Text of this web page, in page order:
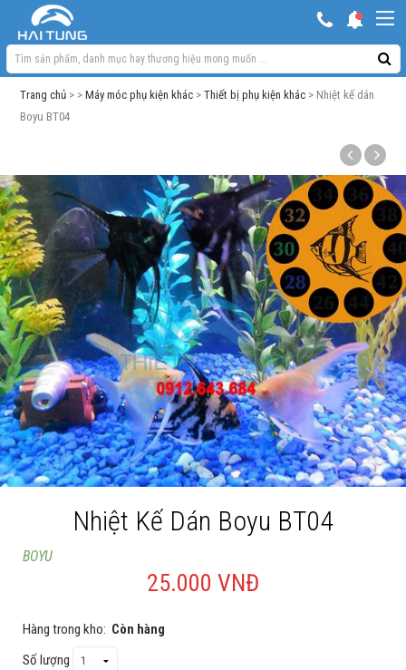
Trang chủ > >Máy móc phụ kiện khác >Thiết bị phụ kiện khác > Nhiệt kế dán
Boyu BT04
Nhiệt Kế Dán Boyu BT04
BOYU
25.000 VNĐ
Hàng trong kho: Còn hàng
Số lượng
Hồ ngoài trời & phụ kiện
Máy móc phụ kiện khác
Thuốc cho cá cảnh
Xử lý nước
Thức ăn cá
Đèn bể cá
Bể cá cảnh
Trang trí bể cá
Cá rồng & Phụ kiện
Bể thủy sinh & Phụ kiện
Bể nước mặn & Phụ kiện
Giới thiệu